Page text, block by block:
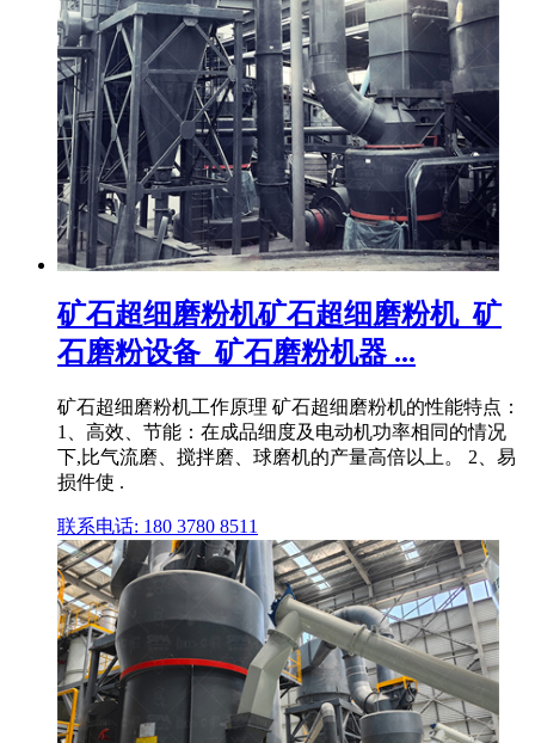
矿石超细磨粉机矿石超细磨粉机_矿
石磨粉设备_矿石磨粉机器 ...
矿石超细磨粉机工作原理 矿石超细磨粉机的性能特点：
1、高效、节能：在成品细度及电动机功率相同的情况
下,比气流磨、搅拌磨、球磨机的产量高倍以上。 2、易
损件使 .
联系电话: 180 3780 8511